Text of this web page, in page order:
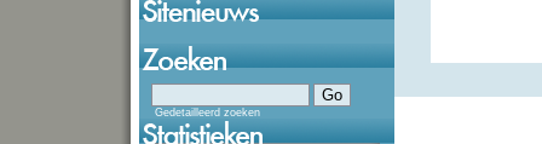
Gedetailleerd zoeken